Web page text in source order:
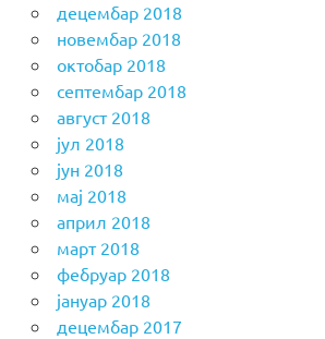
децембар 2018
новембар 2018
октобар 2018
септембар 2018
август 2018
јул 2018
јун 2018
мај 2018
април 2018
март 2018
фебруар 2018
јануар 2018
децембар 2017